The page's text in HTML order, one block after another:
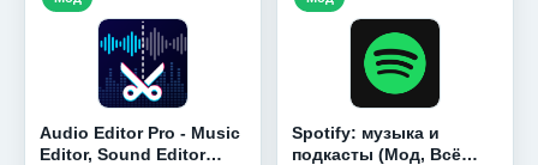
Audio Editor Pro - Music
Editor, Sound Editor
Spotify: музыка и
подкасты (Мод, Всё